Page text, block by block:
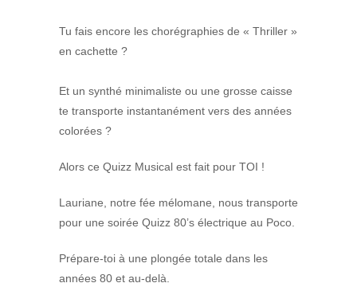
Tu fais encore les chorégraphies de « Thriller »
en cachette ?
Et un synthé minimaliste ou une grosse caisse
te transporte instantanément vers des années
colorées ?
Alors ce Quizz Musical est fait pour TOI !
Lauriane, notre fée mélomane, nous transporte
pour une soirée Quizz 80’s électrique au Poco.
Prépare-toi à une plongée totale dans les
années 80 et au-delà.